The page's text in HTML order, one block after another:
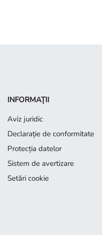
INFORMAȚII
Aviz juridic
Declaraţie de conformitate
Protecţia datelor
Sistem de avertizare
Setări cookie